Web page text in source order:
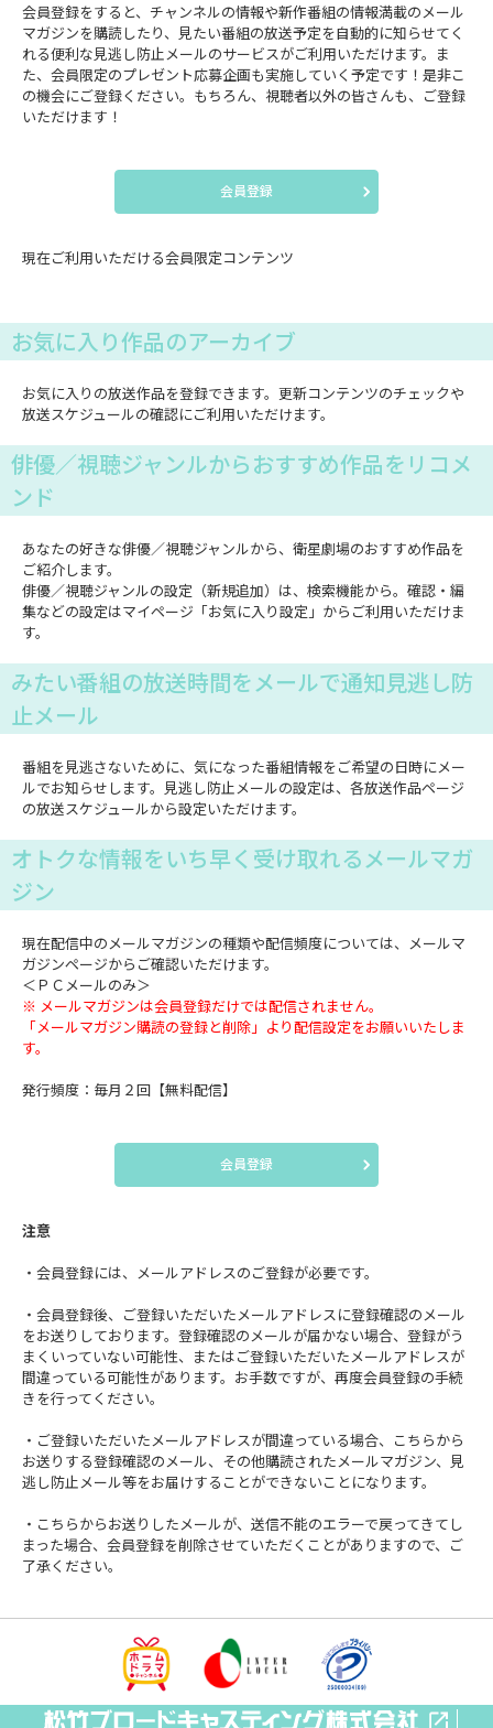
会員登録をすると、チャンネルの情報や新作番組の情報満載のメール
マガジンを購読したり、見たい番組の放送予定を自動的に知らせてく
れる便利な見逃し防止メールのサービスがご利用いただけます。ま
た、会員限定のプレゼント応募企画も実施していく予定です！是非こ
の機会にご登録ください。もちろん、視聴者以外の皆さんも、ご登録
いただけます！
会員登録
現在ご利用いただける会員限定コンテンツ
お気に入り作品のアーカイブ
お気に入りの放送作品を登録できます。更新コンテンツのチェックや
放送スケジュールの確認にご利用いただけます。
俳優／視聴ジャンルからおすすめ作品をリコメ
ンド
あなたの好きな俳優／視聴ジャンルから、衛星劇場のおすすめ作品を
ご紹介します。
俳優／視聴ジャンルの設定（新規追加）は、検索機能から。確認・編
集などの設定はマイページ「お気に入り設定」からご利用いただけま
す。
みたい番組の放送時間をメールで通知見逃し防
止メール
番組を見逃さないために、気になった番組情報をご希望の日時にメー
ルでお知らせします。見逃し防止メールの設定は、各放送作品ページ
の放送スケジュールから設定いただけます。
オトクな情報をいち早く受け取れるメールマガ
ジン
現在配信中のメールマガジンの種類や配信頻度については、メールマ
ガジンページからご確認いただけます。
＜ＰＣメールのみ＞
※ メールマガジンは会員登録だけでは配信されません。
「メールマガジン購読の登録と削除」より配信設定をお願いいたしま
す。
発行頻度：毎月２回【無料配信】
会員登録
注意
・会員登録には、メールアドレスのご登録が必要です。
・会員登録後、ご登録いただいたメールアドレスに登録確認のメール
をお送りしております。登録確認のメールが届かない場合、登録がう
まくいっていない可能性、またはご登録いただいたメールアドレスが
間違っている可能性があります。お手数ですが、再度会員登録の手続
きを行ってください。
・ご登録いただいたメールアドレスが間違っている場合、こちらから
お送りする登録確認のメール、その他購読されたメールマガジン、見
逃し防止メール等をお届けすることができないことになります。
・こちらからお送りしたメールが、送信不能のエラーで戻ってきてし
まった場合、会員登録を削除させていただくことがありますので、ご
了承ください。